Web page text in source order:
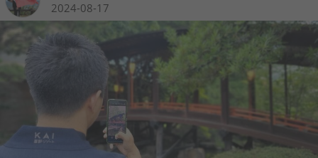
2024-08-17